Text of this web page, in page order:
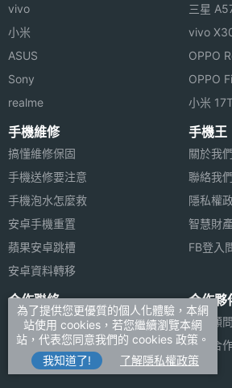
vivo
小米
ASUS
Sony
realme
三星
vivo
OPPO
OPPO
小米
手機維修
搞懂維修保固
手機送修要注意
手機泡水怎麼救
安卓手機重置
蘋果安卓跳槽
安卓資料轉移
手機王
關於我們
聯絡我們
隱私權
智慧財
FB登入
合作聯絡
廣告刊登
加入商店報價
新聞聯絡
合作夥
法律顧問
媒體合
為了提供您更優質的個人化體驗，本網
站使用 cookies，若您繼續瀏覽本網
站，代表您同意我們的 cookies 政策。
我知道了!
了解隱私權政策